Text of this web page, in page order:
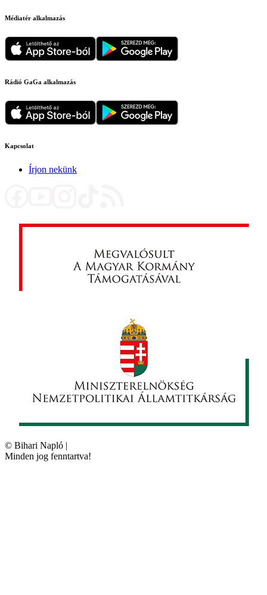
Médiatér alkalmazás
Rádió GaGa alkalmazás
Kapcsolat
Írjon nekünk
© Bihari Napló |
Minden jog fenntartva!